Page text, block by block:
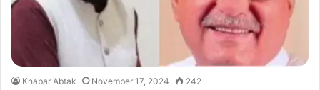
Khabar Abtak November 17, 2024 242